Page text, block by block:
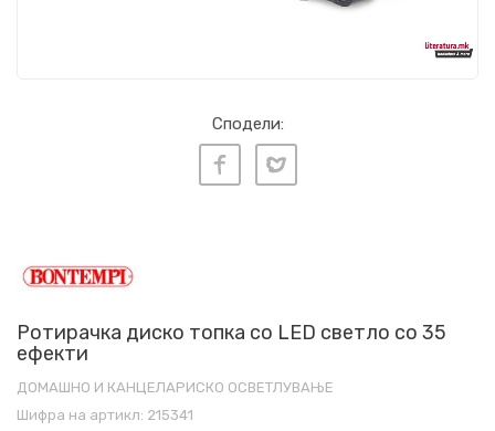
Сподели:
Ротирачка диско топка со LED светло со 35
ефекти
ДОМАШНО И КАНЦЕЛАРИСКО ОСВЕТЛУВАЊЕ
Шифра на артикл: 215341